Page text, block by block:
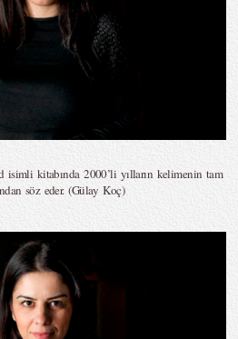
kitabında 2000’li yılların kelimenin tam
söz eder. (Gülay Koç)